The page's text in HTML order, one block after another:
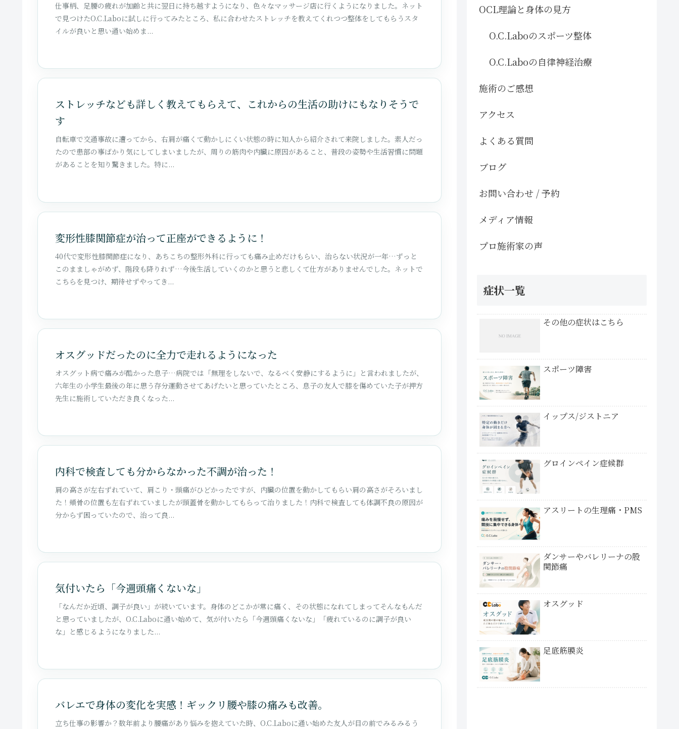
仕事柄、足腰の疲れが加齢と共に翌日に持ち越すようになり、色々なマッサージ店に行くようになりました。ネット
で見つけたO.C.Laboに試しに行ってみたところ、私に合わせたストレッチを教えてくれつつ整体をしてもらうスタ
イルが良いと思い通い始めま...
ストレッチなども詳しく教えてもらえて、これからの生活の助けにもなりそうで
す
自転車で交通事故に遭ってから、右肩が痛くて動かしにくい状態の時に知人から紹介されて来院しました。素人だっ
たので患部の事ばかり気にしてしまいましたが、周りの筋肉や内臓に原因があること、普段の姿勢や生活習慣に問題
があることを知り驚きました。特に...
変形性膝関節症が治って正座ができるように！
40代で変形性膝関節症になり、あちこちの整形外科に行っても痛み止めだけもらい、治らない状況が一年…ずっと
このまましゃがめず、階段も降りれず…今後生活していくのかと思うと悲しくて仕方がありませんでした。ネットで
こちらを見つけ、期待せずやってき...
オスグッドだったのに全力で走れるようになった
オスグット病で痛みが酷かった息子…病院では「無理をしないで、なるべく安静にするように」と言われましたが、
六年生の小学生最後の年に思う存分運動させてあげたいと思っていたところ、息子の友人で膝を傷めていた子が押方
先生に施術していただき良くなった...
内科で検査しても分からなかった不調が治った！
肩の高さが左右ずれていて、肩こり・頭痛がひどかったですが、内臓の位置を動かしてもらい肩の高さがそろいまし
た！頬骨の位置も左右ずれていましたが頭蓋骨を動かしてもらって治りました！内科で検査しても体調不良の原因が
分からず困っていたので、治って良...
気付いたら「今週頭痛くないな」
「なんだか近頃、調子が良い」が続いています。身体のどこかが常に痛く、その状態になれてしまってそんなもんだ
と思っていましたが、O.C.Laboに通い始めて、気が付いたら「今週頭痛くないな」「疲れているのに調子が良い
な」と感じるようになりました...
バレエで身体の変化を実感！ギックリ腰や膝の痛みも改善。
立ち仕事の影響か？数年前より腰痛があり悩みを抱えていた時、O.C.Laboに通い始めた友人が目の前でみるみるう
OCL理論と身体の見方
O.C.Laboのスポーツ整体
O.C.Laboの自律神経治療
施術のご感想
アクセス
よくある質問
ブログ
お問い合わせ / 予約
メディア情報
プロ施術家の声
症状一覧
その他の症状はこちら
スポーツ障害
イップス/ジストニア
グロインペイン症候群
アスリートの生理痛・PMS
ダンサーやバレリーナの股
関節痛
オスグッド
足底筋膜炎